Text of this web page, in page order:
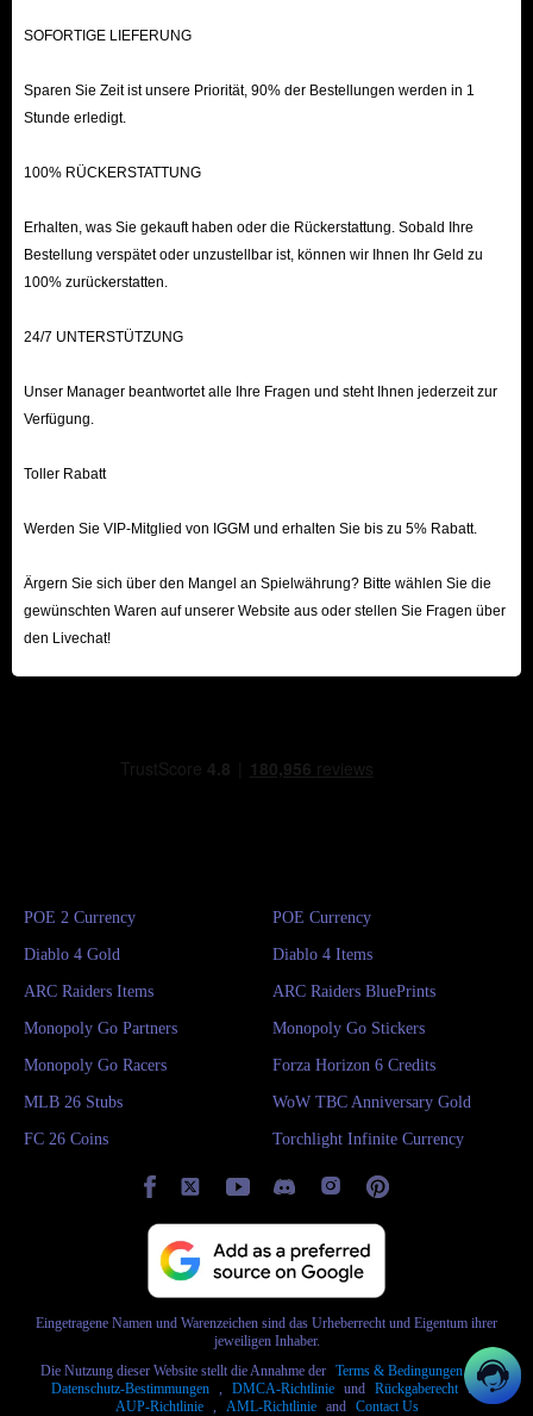
Verbrauchsgüter:Beinhaltet Tränke und Lebensmittel im Spiel, die
Dekorationsgegenständen, die beim Erkunden der Welt gefunden
Rezepte: Diese sind notwendig für den Hausbau sowie das Handwerk
Baupläne (Blueprints):
von Truhen, Besiegen von Feinden oder Kaufen bei Händlern erlangt
Möbel:Werden primär zur Dekoration verwendet und erlauben es
Werkzeuge: Unverzichtbare Gegenstände, die helfen, die Effizienz
Wie sammelt man Items?
Loot-Mechanismus:
Containern oder kann überall in der Welt gefunden werden.
für den Bergbau.
der Erkundung gefunden werden, insbesondere in Schatzkisten.
Bei IGGM kaufen:
IGGM bietet eine große Auswahl an Items zum
Kurz gesagt, IGGM ist definitiv der beste Ort, um No Rest for the Wicked
Items zu kaufen! Wir sind davon überzeugt, dass unsere sicheren Produkte
und unser erstklassiger Fünf-Sterne-Service Sie beeindrucken werden. Wir
freuen uns auf Ihren Besuch!
SOFORTIGE LIEFERUNG
Sparen Sie Zeit ist unsere Priorität, 90% der Bestellungen werden in 1
Stunde erledigt.
100% RÜCKERSTATTUNG
Erhalten, was Sie gekauft haben oder die Rückerstattung. Sobald Ihre
Bestellung verspätet oder unzustellbar ist, können wir Ihnen Ihr Geld zu
100% zurückerstatten.
24/7 UNTERSTÜTZUNG
Unser Manager beantwortet alle Ihre Fragen und steht Ihnen jederzeit zur
Verfügung.
Toller Rabatt
Werden Sie VIP-Mitglied von IGGM und erhalten Sie bis zu 5% Rabatt.
Ärgern Sie sich über den Mangel an Spielwährung? Bitte wählen Sie die
gewünschten Waren auf unserer Website aus oder stellen Sie Fragen über
den Livechat!
POE 2 Currency POE Currency
Diablo 4 Gold Diablo 4 Items
ARC Raiders Items ARC Raiders BluePrints
Monopoly Go Partners Monopoly Go Stickers
Monopoly Go Racers Forza Horizon 6 Credits
MLB 26 Stubs WoW TBC Anniversary Gold
FC 26 Coins Torchlight Infinite Currency
Eingetragene Namen und Warenzeichen sind das Urheberrecht und Eigentum ihrer
jeweiligen Inhaber.
Die Nutzung dieser Website stellt die Annahme der Terms & Bedingungen und
Datenschutz-Bestimmungen
, DMCA-Richtlinie und Rückgaberecht und
AUP-Richtlinie
, AML-Richtlinie and Contact Us